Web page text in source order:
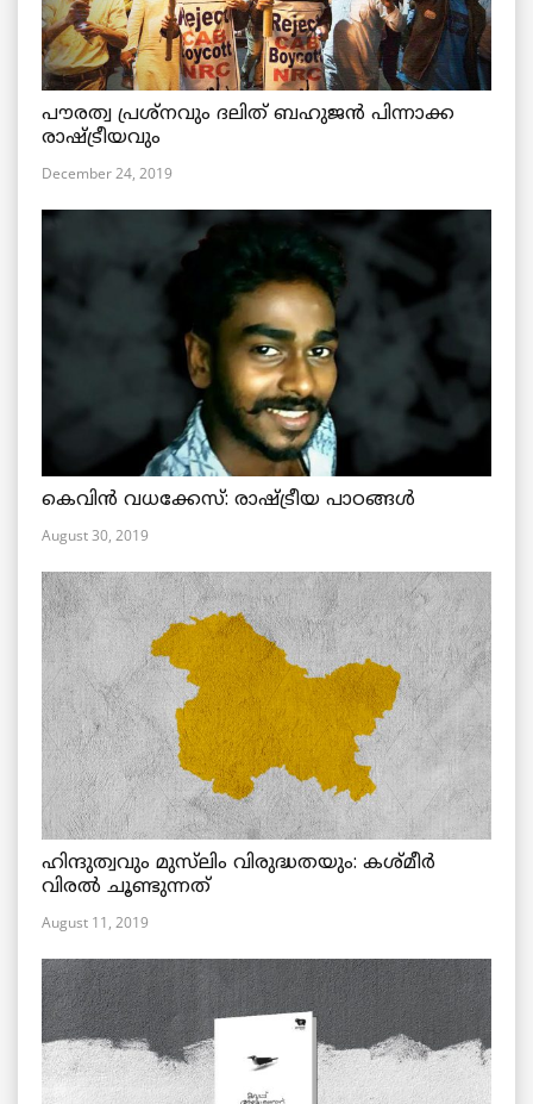
പൗരത്വ പ്രശ്നവും ദലിത് ബഹുജൻ പിന്നാക്ക
രാഷ്ട്രീയവും
December 24, 2019
കെവിൻ വധക്കേസ്: രാഷ്ട്രീയ പാഠങ്ങൾ
August 30, 2019
ഹിന്ദുത്വവും മുസ്‌ലിം വിരുദ്ധതയും: കശ്മീർ
വിരൽ ചൂണ്ടുന്നത്
August 11, 2019